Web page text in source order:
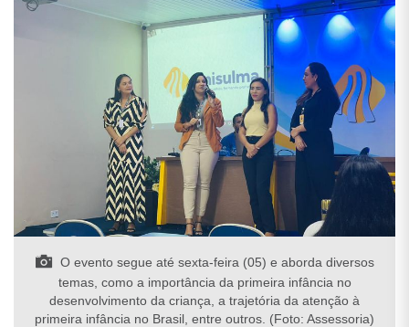
O evento segue até sexta-feira (05) e aborda diversos
temas, como a importância da primeira infância no
desenvolvimento da criança, a trajetória da atenção à
primeira infância no Brasil, entre outros. (Foto: Assessoria)